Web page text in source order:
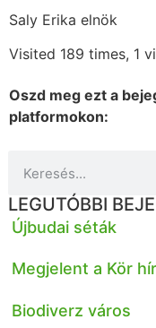
Saly Erika elnök
Visited 189 times, 1
Oszd meg ezt a
platformokon:
LEGUTÓBBI
Újbudai séták
Megjelent a Kör
Biodiverz város